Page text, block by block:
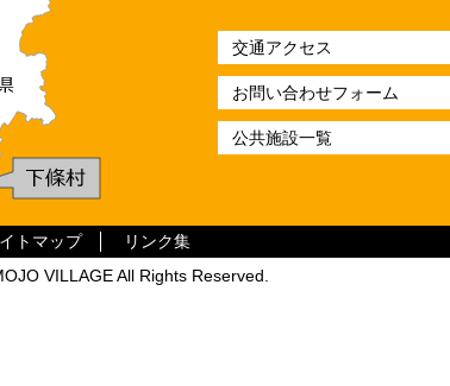
交通アクセス
お問い合わせフォーム
公共施設一覧
トマップ リンク集
VILLAGE All Rights Reserved.